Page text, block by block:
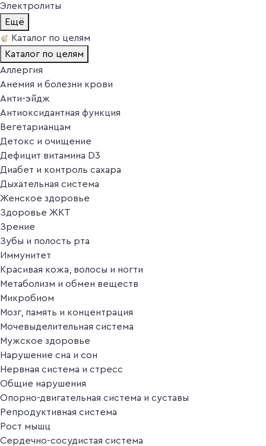
Электролиты
Ещё
Каталог по целям
Каталог по целям
Аллергия
Анемия и болезни крови
Анти-эйдж
Антиоксидантная функция
Вегетарианцам
Детокс и очищение
Дефицит витамина D3
Диабет и контроль сахара
Дыхательная система
Женское здоровье
Здоровье ЖКТ
Зрение
Зубы и полость рта
Иммунитет
Красивая кожа, волосы и ногти
Метаболизм и обмен веществ
Микробиом
Мозг, память и концентрация
Мочевыделительная система
Мужское здоровье
Нарушение сна и сон
Нервная система и стресс
Общие нарушения
Опорно-двигательная система и суставы
Репродуктивная система
Рост мышц
Сердечно-сосудистая система